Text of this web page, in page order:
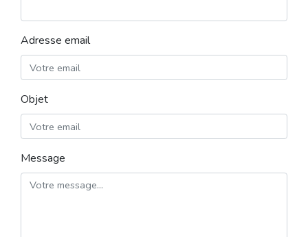
Adresse email
Objet
Message